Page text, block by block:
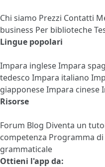
Chi siamo Prezzi Contatti
business Per biblioteche
Lingue popolari
Impara ingleseImpara
tedesco Impara italiano
giapponeseImpara cinese
Risorse
Forum Blog Diventa un
competenza Programma
grammaticale
Ottieni l'app da: